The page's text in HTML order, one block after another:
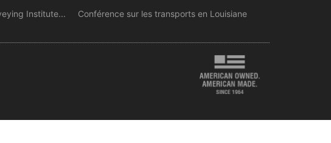
Institute... Conférence sur les transports en Louisiane